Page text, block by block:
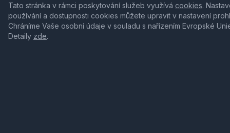
Tato stránka v rámci poskytování služeb využívá cookies.
používání a dostupnosti cookies můžete upravit v nastavení
Chráníme Vaše osobní údaje v souladu s nařízením Evropské
Detaily zde.